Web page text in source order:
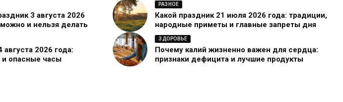
3 августа 2026
можно и нельзя делать
2026 года:
и опасные часы
РАЗНОЕ
Какой праздник 21 июля 2026 года: традиции,
народные приметы и главные запреты дня
ЗДОРОВЬЕ
Почему калий жизненно важен для сердца:
признаки дефицита и лучшие продукты